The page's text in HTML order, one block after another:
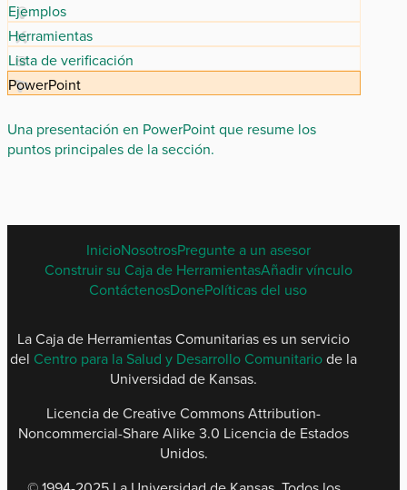
Ejemplos
Herramientas
Lista de verificación
PowerPoint
Una presentación en PowerPoint que resume los
puntos principales de la sección.
SPANISH
FOOTER
MENU
InicioNosotrosPregunte a un asesor
Construir su Caja de HerramientasAñadir vínculo
ContáctenosDonePolíticas del uso
La Caja de Herramientas Comunitarias es un servicio
del Centro para la Salud y Desarrollo Comunitariode la
Universidad de Kansas.
Licencia de Creative Commons Attribution-
Noncommercial-Share Alike 3.0 Licencia de Estados
Unidos.